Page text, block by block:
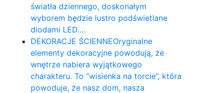
światła dziennego, doskonałym
wyborem będzie lustro podświetlane
diodami LED.…
DEKORACJE ŚCIENNEOryginalne
elementy dekoracyjne powodują, że
wnętrze nabiera wyjątkowego
charakteru. To “wisienka na torcie”, która
powoduje, że nasz dom, nasza